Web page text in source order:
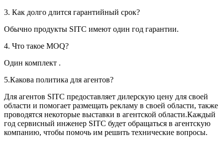
3. Как долго длится гарантийный срок?
Обычно продукты SITC имеют один год гарантии.
4. Что такое MOQ?
Один комплект .
5.Какова политика для агентов?
Для агентов SITC предоставляет дилерскую цену для своей
области и помогает размещать рекламу в своей области, также
проводятся некоторые выставки в агентской области.Каждый
год сервисный инженер SITC будет обращаться в агентскую
компанию, чтобы помочь им решить технические вопросы.